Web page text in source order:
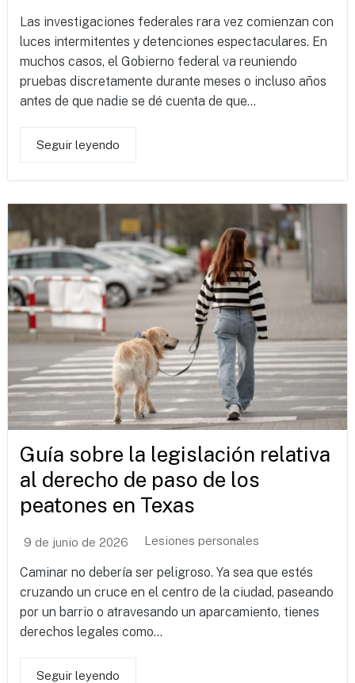
Las investigaciones federales rara vez comienzan con
luces intermitentes y detenciones espectaculares. En
muchos casos, el Gobierno federal va reuniendo
pruebas discretamente durante meses o incluso años
antes de que nadie se dé cuenta de que...
Seguir leyendo
Guía sobre la legislación relativa
al derecho de paso de los
peatones en Texas
9 de junio de 2026 Lesiones personales
Caminar no debería ser peligroso. Ya sea que estés
cruzando un cruce en el centro de la ciudad, paseando
por un barrio o atravesando un aparcamiento, tienes
derechos legales como...
Seguir leyendo